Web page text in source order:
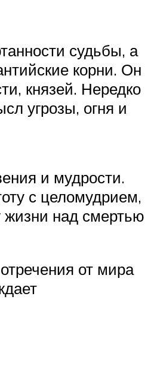
судьбы, а
корни. Он
князей. Нередко
угрозы, огня и
и мудрости.
с целомудрием,
над смертью
от мира